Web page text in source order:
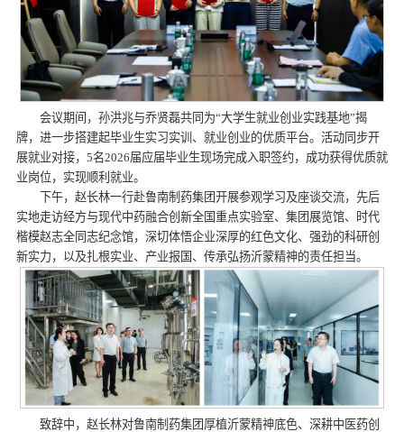
会议期间，孙洪兆与乔贤磊共同为“大学生就业创业实践基地”揭
牌，进一步搭建起毕业生实习实训、就业创业的优质平台。活动同步开
展就业对接，5名2026届应届毕业生现场完成入职签约，成功获得优质就
业岗位，实现顺利就业。
下午，赵长林一行赴鲁南制药集团开展参观学习及座谈交流，先后
实地走访经方与现代中药融合创新全国重点实验室、集团展览馆、时代
楷模赵志全同志纪念馆，深切体悟企业深厚的红色文化、强劲的科研创
新实力，以及扎根实业、产业报国、传承弘扬沂蒙精神的责任担当。
致辞中，赵长林对鲁南制药集团厚植沂蒙精神底色、深耕中医药创